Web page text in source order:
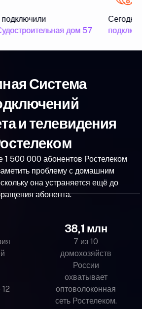
дом 57
Сегодня
Система
и телевидения
1 500 000 абонентов Ростелеком
проблему с домашним
она устраняется ещё до
абонента.
38,1 млн
7 из 10
домохозяйств
России
охватывает
оптоволоконная
сеть Ростелеком.